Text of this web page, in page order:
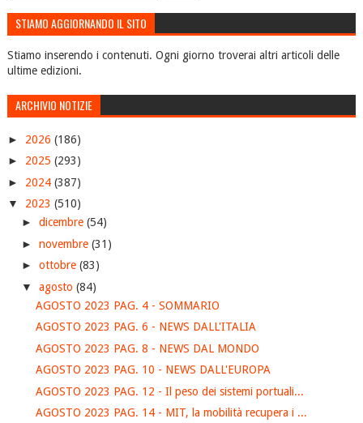
STIAMO AGGIORNANDO IL SITO
Stiamo inserendo i contenuti. Ogni giorno troverai altri articoli delle
ultime edizioni.
ARCHIVIO NOTIZIE
► 2026 (186)
► 2025 (293)
► 2024 (387)
▼ 2023 (510)
► dicembre (54)
► novembre (31)
► ottobre (83)
▼ agosto (84)
AGOSTO 2023 PAG. 4 - SOMMARIO
AGOSTO 2023 PAG. 6 - NEWS DALL'ITALIA
AGOSTO 2023 PAG. 8 - NEWS DAL MONDO
AGOSTO 2023 PAG. 10 - NEWS DALL'EUROPA
AGOSTO 2023 PAG. 12 - Il peso dei sistemi portuali...
AGOSTO 2023 PAG. 14 - MIT, la mobilità recupera i ...